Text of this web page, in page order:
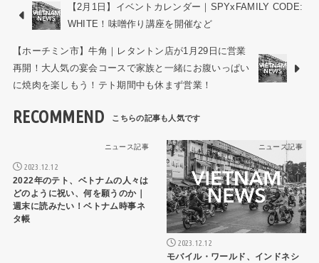
【2月1日】イベントカレンダー｜SPYxFAMILY CODE:
WHITE！味噌作り講座を開催など
【ホーチミン市】牛角｜レタントン店が1月29日に営業
再開！大人気の宴会コースで家族と一緒にお腹いっぱい
に焼肉を楽しもう！テト期間中も休まず営業！
RECOMMEND
ニュース記事
2023.12.12
2022年のテト、ベトナムの人々は
どのように祝い、何を願うのか｜
週末に読みたい！ベトナム時事ネ
タ帳
ニュース記事
2023.12.12
モバイル・ワールド、インドネシ